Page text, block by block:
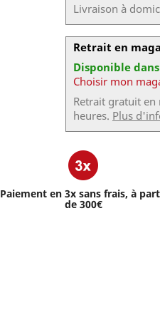
Livraison à
Retrait en
Disponible
Choisir mon
Retrait gratuit en
heures. Plus
Paiement en 3x sans frais, à
de 300€